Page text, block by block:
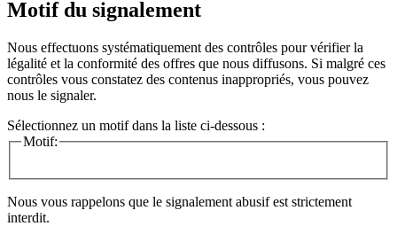
Motif du signalement
Nous effectuons systématiquement des contrôles pour vérifier la
légalité et la conformité des offres que nous diffusons. Si malgré ces
contrôles vous constatez des contenus inappropriés, vous pouvez
nous le signaler.
Sélectionnez un motif dans la liste ci-dessous :
Motif:
Nous vous rappelons que le signalement abusif est strictement
interdit.